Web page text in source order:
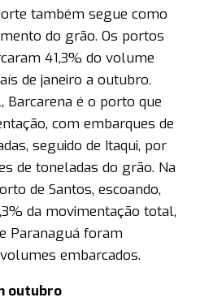
também segue como
do grão. Os portos
41,3% do volume
de janeiro a outubro.
Barcarena é o porto que
com embarques de
seguido de Itaqui, por
de toneladas do grão. Na
de Santos, escoando,
da movimentação total,
Paranaguá foram
embarcados.
outubro